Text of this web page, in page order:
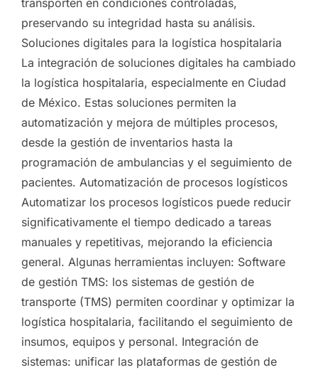
transporten en condiciones controladas,
preservando su integridad hasta su análisis.
Soluciones digitales para la logística hospitalaria
La integración de soluciones digitales ha cambiado
la logística hospitalaria, especialmente en Ciudad
de México. Estas soluciones permiten la
automatización y mejora de múltiples procesos,
desde la gestión de inventarios hasta la
programación de ambulancias y el seguimiento de
pacientes. Automatización de procesos logísticos
Automatizar los procesos logísticos puede reducir
significativamente el tiempo dedicado a tareas
manuales y repetitivas, mejorando la eficiencia
general. Algunas herramientas incluyen: Software
de gestión TMS: los sistemas de gestión de
transporte (TMS) permiten coordinar y optimizar la
logística hospitalaria, facilitando el seguimiento de
insumos, equipos y personal. Integración de
sistemas: unificar las plataformas de gestión de